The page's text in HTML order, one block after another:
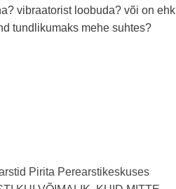
vibraatorist loobuda? või on ehk
tundlikumaks mehe suhtes?
Pirita Perearstikeskuses